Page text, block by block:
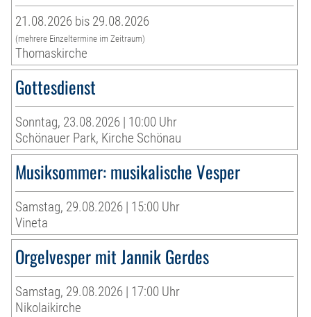
21.08.2026 bis 29.08.2026
(mehrere Einzeltermine im Zeitraum)
Thomaskirche
Gottesdienst
Sonntag, 23.08.2026 | 10:00 Uhr
Schönauer Park, Kirche Schönau
Musiksommer: musikalische Vesper
Samstag, 29.08.2026 | 15:00 Uhr
Vineta
Orgelvesper mit Jannik Gerdes
Samstag, 29.08.2026 | 17:00 Uhr
Nikolaikirche